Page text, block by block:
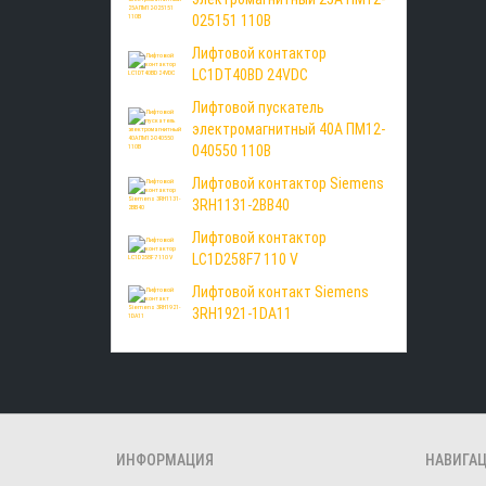
025151 110В
Лифтовой контактор
LC1DT40BD 24VDС
Лифтовой пускатель
электромагнитный 40А ПМ12-
040550 110В
Лифтовой контактор Siemens
3RH1131-2BB40
Лифтовой контактор
LC1D258F7 110 V
Лифтовой контакт Siemens
3RH1921-1DA11
ИНФОРМАЦИЯ